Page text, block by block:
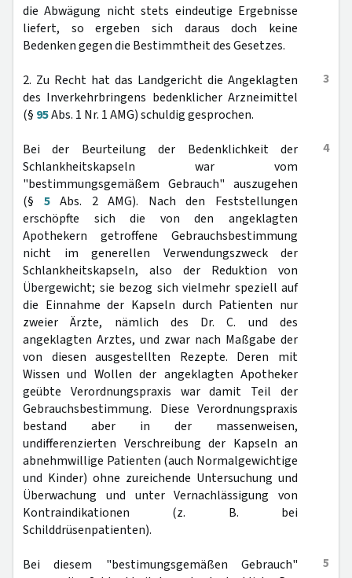
die Abwägung nicht stets eindeutige Ergebnisse
liefert, so ergeben sich daraus doch keine
Bedenken gegen die Bestimmtheit des Gesetzes.
3
2. Zu Recht hat das Landgericht die Angeklagten
des Inverkehrbringens bedenklicher Arzneimittel
(§ 95Abs. 1 Nr. 1 AMG) schuldig gesprochen.
4
Bei der Beurteilung der Bedenklichkeit der
Schlankheitskapseln war vom
"bestimmungsgemäßem Gebrauch" auszugehen
(§ 5Abs. 2 AMG). Nach den Feststellungen
erschöpfte sich die von den angeklagten
Apothekern getroffene Gebrauchsbestimmung
nicht im generellen Verwendungszweck der
Schlankheitskapseln, also der Reduktion von
Übergewicht; sie bezog sich vielmehr speziell auf
die Einnahme der Kapseln durch Patienten nur
zweier Ärzte, nämlich des Dr. C. und des
angeklagten Arztes, und zwar nach Maßgabe der
von diesen ausgestellten Rezepte. Deren mit
Wissen und Wollen der angeklagten Apotheker
geübte Verordnungspraxis war damit Teil der
Gebrauchsbestimmung. Diese Verordnungspraxis
bestand aber in der massenweisen,
undifferenzierten Verschreibung der Kapseln an
abnehmwillige Patienten (auch Normalgewichtige
und Kinder) ohne zureichende Untersuchung und
Überwachung und unter Vernachlässigung von
Kontraindikationen (z. B. bei
Schilddrüsenpatienten).
5
Bei diesem "bestimungsgemäßen Gebrauch"